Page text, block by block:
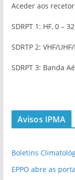
Aceder aos
SDRPT 1: HF, 0 –
SDRTP 2: VHF/
SDRPT 3: Banda
Avisos IPMA
Boletins
EPPO abre as